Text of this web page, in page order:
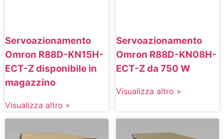
Servoazionamento
Omron R88D-KN15H-
ECT-Z disponibile in
magazzino
Visualizza altro »
Servoazionamento
Omron R88D-KN08H-
ECT-Z da 750 W
Visualizza altro »